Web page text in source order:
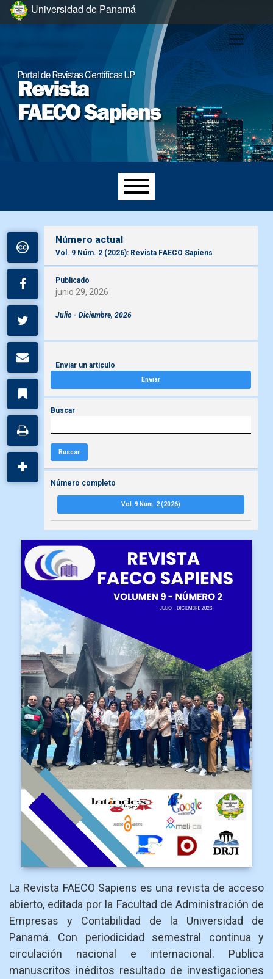
Ir al menú de navegación principal
Ir al contenido principal
Ir al pie de página del sitio
Universidad de Panamá
Menú principal
Número actual
Vol. 9 Núm. 2 (2026): Revista FAECO Sapiens
Publicado
junio 29, 2026
Julio - Diciembre, 2026
Enviar un articulo
Enviar
Buscar
Buscar
Número completo
Vol. 9 Núm. 2 (2026)
La Revista FAECO Sapiens es una revista de acceso
abierto, editada por la Facultad de Administración de
Empresas y Contabilidad de la Universidad de
Panamá. Con periodicidad semestral continua y
circulación nacional e internacional. Publica
manuscritos inéditos resultado de investigaciones